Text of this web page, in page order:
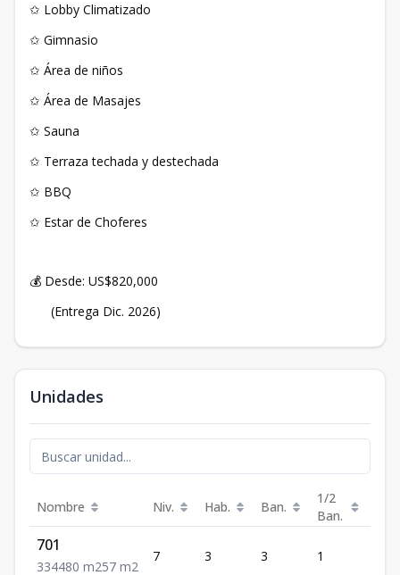
✩ Lobby Climatizado
✩ Gimnasio
✩ Área de niños
✩ Área de Masajes
✩ Sauna
✩ Terraza techada y destechada
✩ BBQ
✩ Estar de Choferes
💰 Desde: US$820,000
(Entrega Dic. 2026)
Unidades
Nombre Niv. Hab. Ban.
1/2
Ban.
701
334480 m257 m2
7 3 3 1